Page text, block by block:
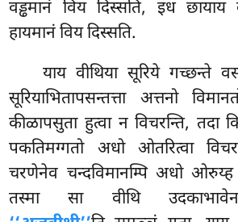
वड्ढमानं विय दिस्सति, इध छायाय
हायमानं विय दिस्सति.
याय वीथिया सूरिये गच्छन्ते
सूरियाभितापसन्तत्ता अत्तनो
कीळापसुता हुत्वा न विचरन्ति, तदा
पकतिमग्गतो अधो ओतरित्वा
चरणेनेव चन्दविमानम्पि अधो ओरुय्ह
तस्मा सा वीथि